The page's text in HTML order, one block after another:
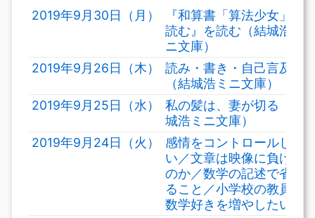
2019年9月30日（月）
『和算書「算法少女」を
読む』を読む（結城浩ミ
ニ文庫）
2019年9月26日（木）
読み・書き・自己言及
（結城浩ミニ文庫）
2019年9月25日（水）
私の髪は、妻が切る（結
城浩ミニ文庫）
2019年9月24日（火）
感情をコントロールした
い／文章は映像に負ける
のか／数学の記述で省け
ること／小学校の教員、
数学好きを増やしたい／